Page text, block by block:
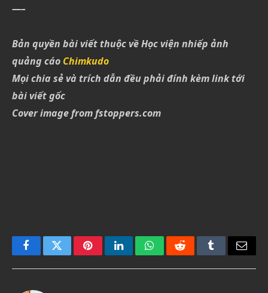
—–
Bản quyền bài viết thuộc về Học viện nhiếp ảnh
quảng cáo Chimkudo
Mọi chia sẻ và trích dẫn đều phải đính kèm link tới
bài viết gốc
Cover image from fstoppers.com
FacebookTwitterPinterestLinkedInWhatsAppRedditTumblrEmail